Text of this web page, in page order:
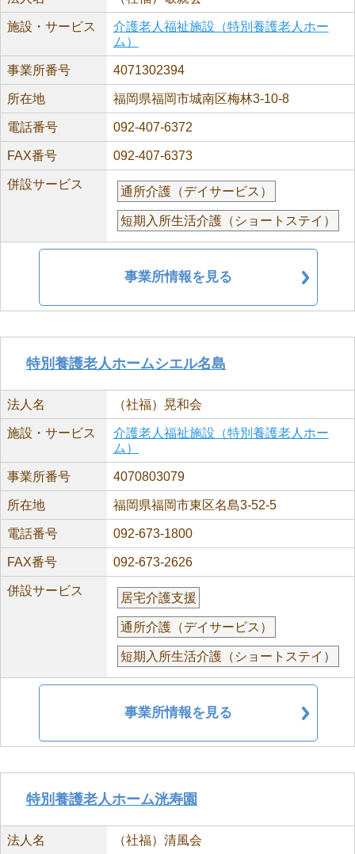
施設・サービス
介護老人福祉施設（特別養護老人ホー
ム）
事業所番号 4071302394
所在地 福岡県福岡市城南区梅林3-10-8
電話番号 092-407-6372
FAX番号 092-407-6373
併設サービス
通所介護（デイサービス）
短期入所生活介護（ショートステイ）
事業所情報を見る
特別養護老人ホームシエル名島
法人名 （社福）晃和会
施設・サービス
介護老人福祉施設（特別養護老人ホー
ム）
事業所番号 4070803079
所在地 福岡県福岡市東区名島3-52-5
電話番号 092-673-1800
FAX番号 092-673-2626
併設サービス
居宅介護支援
通所介護（デイサービス）
短期入所生活介護（ショートステイ）
事業所情報を見る
特別養護老人ホーム洸寿園
法人名 （社福）清風会